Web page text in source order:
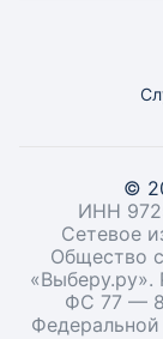
©
ИНН
Сетевое
Общество
ФС 77 —